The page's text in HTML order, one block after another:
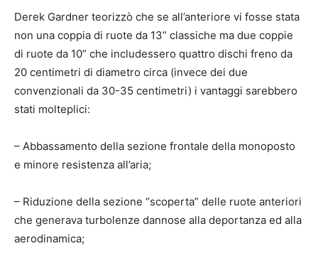
Derek Gardner teorizzò che se all’anteriore vi fosse stata
non una coppia di ruote da 13” classiche ma due coppie
di ruote da 10” che includessero quattro dischi freno da
20 centimetri di diametro circa (invece dei due
convenzionali da 30-35 centimetri) i vantaggi sarebbero
stati molteplici:
– Abbassamento della sezione frontale della monoposto
e minore resistenza all’aria;
– Riduzione della sezione “scoperta” delle ruote anteriori
che generava turbolenze dannose alla deportanza ed alla
aerodinamica;